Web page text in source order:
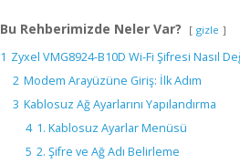
Bu Rehberimizde Neler Var? gizle
1 Zyxel VMG8924-B10D Wi-Fi Şifresi Nasıl
2 Modem Arayüzüne Giriş: İlk Adım
3 Kablosuz Ağ Ayarlarını Yapılandırma
4 1. Kablosuz Ayarlar Menüsü
5 2. Şifre ve Ağ Adı Belirleme